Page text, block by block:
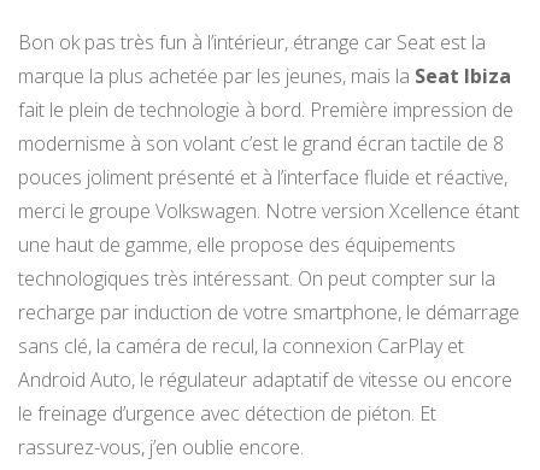
Bon ok pas très fun à l’intérieur, étrange car Seat est la
marque la plus achetée par les jeunes, mais la Seat Ibiza
fait le plein de technologie à bord. Première impression de
modernisme à son volant c’est le grand écran tactile de 8
pouces joliment présenté et à l’interface fluide et réactive,
merci le groupe Volkswagen. Notre version Xcellence étant
une haut de gamme, elle propose des équipements
technologiques très intéressant. On peut compter sur la
recharge par induction de votre smartphone, le démarrage
sans clé, la caméra de recul, la connexion CarPlay et
Android Auto, le régulateur adaptatif de vitesse ou encore
le freinage d’urgence avec détection de piéton. Et
rassurez-vous, j’en oublie encore.